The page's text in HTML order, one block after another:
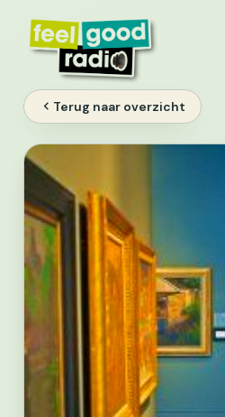
inhoud
Terug naar overzicht